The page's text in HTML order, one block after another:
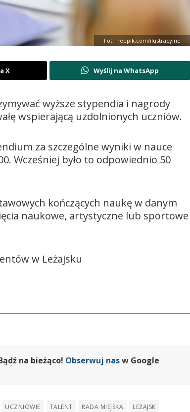
Fot. freepik.com/ilustracyjne
X Wyślij na WhatsApp
wyższe stypendia i nagrody
wspierającą uzdolnionych uczniów.
za szczególne wyniki w nauce
Wcześniej było to odpowiednio 50
kończących naukę w danym
naukowe, artystyczne lub sportowe
w Leżajsku
na bieżąco! Obserwuj nasw Google
UCZNIOWIE TALENT RADA MIEJSKA
LEŻAJSK